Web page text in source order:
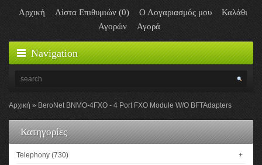
Αρχική Λίστα Επιθυμιών (0) Ο Λογαριασμός μου
Καλάθι
Αγορών
Αγορά
Navigation
Αρχική BeroNet BNMO-4FXO - 4 Port FXO Module W/O BFTAdapters
Κατηγορίες
Telephony (730) +